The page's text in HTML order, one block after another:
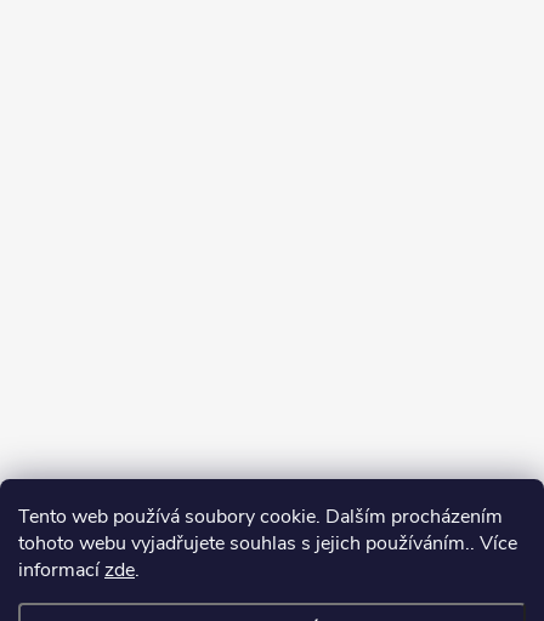
Tento web používá soubory cookie. Dalším procházením
tohoto webu vyjadřujete souhlas s jejich používáním.. Více
informacízde.